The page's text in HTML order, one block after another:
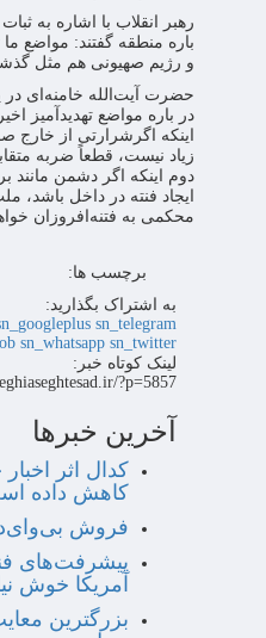
رهبر انقلاب با اشاره به
باره منطقه گفتند: مواضع
و رژیم صهیونی هم مثل
حضرت آیت‌الله خامنه‌ای در
در باره مواضع تهدیدآمیز
اینکه اگرشرارتی از خارج
زیاد نیست، قطعاً ضربه
دوم اینکه اگر دشمن مانند
ایجاد فنته در داخل باشد،
محکمی به فتنه‌افروزان
برچسب ها:
به اشتراک بگذارید:
sn_telegram
sn_whatsapp sn_twitter
لینک کوتاه خبر:
?p=5857
آخرین خبرها
کدال اثر
کاهش داده
فروش
پیشرفت‌های
آمریکا خوش
بزرگترین